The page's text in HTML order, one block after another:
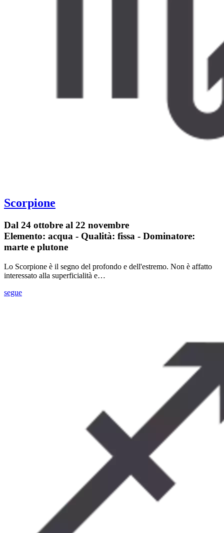
Scorpione
Dal 24 ottobre al 22 novembre
Elemento: acqua - Qualità: fissa - Dominatore:
marte e plutone
Lo Scorpione è il segno del profondo e dell'estremo. Non è affatto
interessato alla superficialità e…
segue